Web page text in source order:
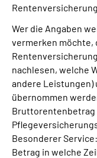
Leichte Sprache
Suche
Wer die Angaben
vermerken möchte,
nachlesen, welche
andere Leistungen)
übernommen
Bruttorentenbetrag
Besonderer
Betrag in welche